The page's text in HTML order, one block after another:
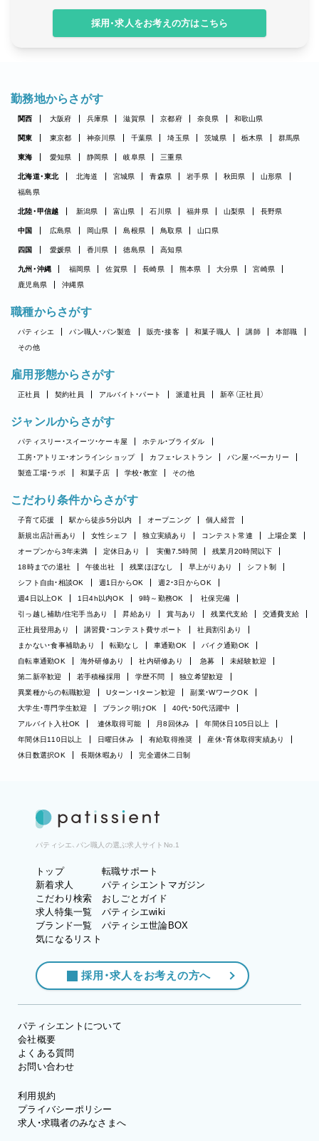
採用・求人をお考えの方はこちら
勤務地からさがす
関西 大阪府 兵庫県 滋賀県 京都府 奈良県 和歌山県
関東 東京都 神奈川県 千葉県 埼玉県 茨城県 栃木県 群馬県
東海 愛知県 静岡県 岐阜県 三重県
北海道・東北 北海道 宮城県 青森県 岩手県 秋田県
山形県
福島県
北陸・甲信越 新潟県 富山県 石川県 福井県 山梨県 長野県
中国 広島県 岡山県 島根県 鳥取県 山口県
四国 愛媛県 香川県 徳島県 高知県
九州・沖縄 福岡県 佐賀県 長崎県 熊本県 大分県
宮崎県
鹿児島県
沖縄県
職種からさがす
パティシエ パン職人・パン製造 販売・接客 和菓子職人 講師
本部職
その他
雇用形態からさがす
正社員 契約社員 アルバイト・パート 派遣社員 新卒（正社員）
ジャンルからさがす
パティスリー・スイーツ・ケーキ屋
ホテル・ブライダル
工房・アトリエ・オンラインショップ
カフェ・レストラン
パン屋・ベーカリー
製造工場・ラボ
和菓子店 学校・教室 その他
こだわり条件からさがす
子育て応援 駅から徒歩5分以内 オープニング
個人経営
新規出店計画あり
女性シェフ 独立実績あり コンテスト常連
上場企業
オープンから3年未満
定休日あり 実働7.5時間
残業月20時間以下
18時までの退社
午後出社 残業ほぼなし 早上がりあり
シフト制
シフト自由・相談OK
週1日からOK
週2・3日からOK
週4日以上OK
1日4h以内OK 9時～勤務OK
社保完備
引っ越し補助/住宅手当あり
昇給あり 賞与あり 残業代支給
交通費支給
正社員登用あり
講習費・コンテスト費サポート
社員割引あり
まかない・食事補助あり
転勤なし 車通勤OK
バイク通勤OK
自転車通勤OK
海外研修あり 社内研修あり 急募
未経験歓迎
第二新卒歓迎
若手積極採用 学歴不問
独立希望歓迎
異業種からの転職歓迎
Uターン・Iターン歓迎
副業・WワークOK
大学生・専門学生歓迎
ブランク明けOK
40代・50代活躍中
アルバイト入社OK
連休取得可能 月8回休み
年間休日105日以上
年間休日110日以上
日曜日休み 有給取得推奨
産休・育休取得実績あり
休日数選択OK
長期休暇あり 完全週休二日制
パティシエ、パン職人の選ぶ求人サイトNo.1
トップ
新着求人
こだわり検索
求人特集一覧
ブランド一覧
気になるリスト
転職サポート
パティシエントマガジン
おしごとガイド
パティシエwiki
パティシエ世論BOX
採用・求人をお考えの方へ
パティシエントについて
会社概要
よくある質問
お問い合わせ
利用規約
プライバシーポリシー
求人・求職者のみなさまへ